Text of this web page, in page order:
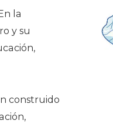
la
y su
construido